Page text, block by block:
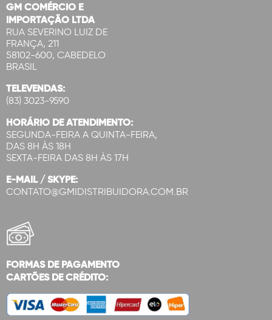
GM COMÉRCIO E
IMPORTAÇÃO LTDA
RUA SEVERINO LUIZ DE
FRANÇA, 211
58102-600, CABEDELO
BRASIL
TELEVENDAS:
(83) 3023-9590
HORÁRIO DE ATENDIMENTO:
SEGUNDA-FEIRA A QUINTA-FEIRA,
DAS 8H ÀS 18H
SEXTA-FEIRA DAS 8H ÀS 17H
E-MAIL / SKYPE:
CONTATO@GMIDISTRIBUIDORA.COM.BR
FORMAS DE PAGAMENTO
CARTÕES DE CRÉDITO: